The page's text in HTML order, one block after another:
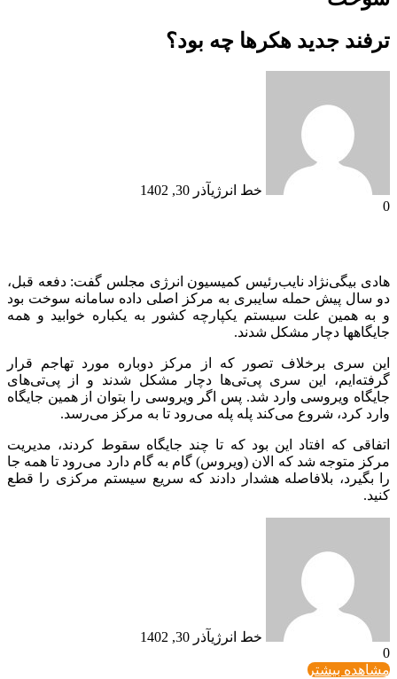
ترفند جدید هکرها چه بود؟
خط انرژیآذر 30, 1402
0
هادی بیگی‌نژاد نایب‌رئیس کمیسیون انرژی مجلس گفت: دفعه قبل،
دو سال پیش حمله سایبری به مرکز اصلی داده سامانه سوخت بود
و به همین علت سیستم یکپارچه کشور به یکباره خوابید و همه
جایگاهها دچار مشکل شدند.
این سری برخلاف تصور که از مرکز دوباره مورد تهاجم قرار
گرفته‌ایم، این سری پی‌تی‌ها دچار مشکل شدند و از پی‌تی‌های
جایگاه ویروسی وارد شد. پس اگر ویروسی را بتوان از همین جایگاه
وارد کرد، شروع می‌کند پله پله می‌رود تا به مرکز می‌رسد.
اتفاقی که افتاد این بود که تا چند جایگاه سقوط کردند، مدیریت
مرکز متوجه شد که الان (ویروس) گام به گام دارد می‌رود تا همه جا
را بگیرد، بلافاصله هشدار دادند که سریع سیستم مرکزی را قطع
کنید.
خط انرژیآذر 30, 1402
0
مشاهده بیشتر